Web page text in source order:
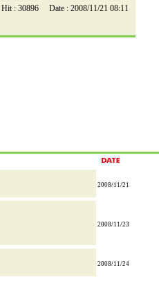
Hit : 30896 Date : 2008/11/21 08:11
2008/11/21
2008/11/23
2008/11/24